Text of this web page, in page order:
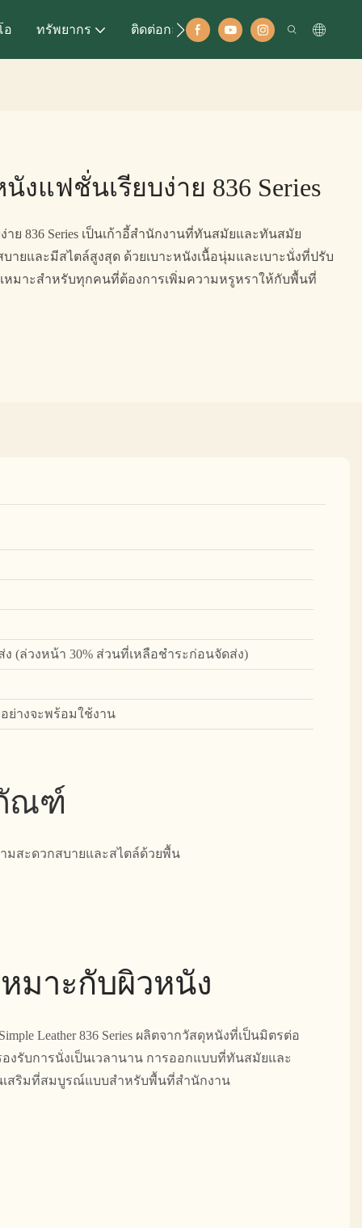
อ ทรัพยากร ติดต่อกลับ
งแฟชั่นเรียบง่าย 836 Series
ย 836 Series เป็นเก้าอี้สำนักงานที่ทันสมัยและทันสมัย
ายและมีสไตล์สูงสุด ด้วยเบาะหนังเนื้อนุ่มและเบาะนั่งที่ปรับ
หมาะสำหรับทุกคนที่ต้องการเพิ่มความหรูหราให้กับพื้นที่
(ล่วงหน้า 30% ส่วนที่เหลือชำระก่อนจัดส่ง)
ย่างจะพร้อมใช้งาน
ณฑ์
ามสะดวกสบายและสไตล์ด้วยพื้น
มาะกับผิวหนัง
Leather 836 Series ผลิตจากวัสดุหนังที่เป็นมิตรต่อ
งรับการนั่งเป็นเวลานาน การออกแบบที่ทันสมัยและ
สริมที่สมบูรณ์แบบสำหรับพื้นที่สำนักงาน